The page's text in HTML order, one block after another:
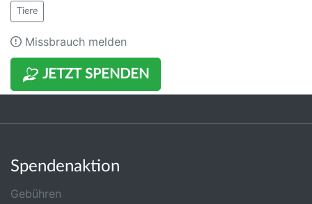
JETZT SPENDEN
Tiere
Missbrauch melden
Spendenaktion
Gebühren